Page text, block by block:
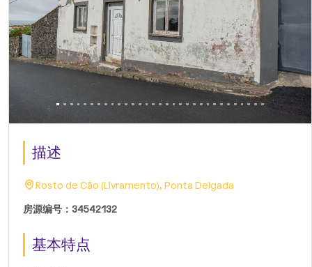
描述
Rosto de Cão (Livramento), Ponta Delgada
房源编号：34542132
基本特点